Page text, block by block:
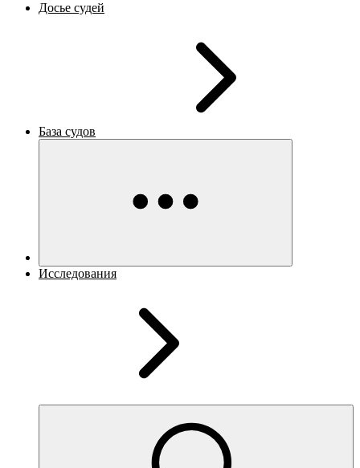
Досье судей
База судов
Исследования